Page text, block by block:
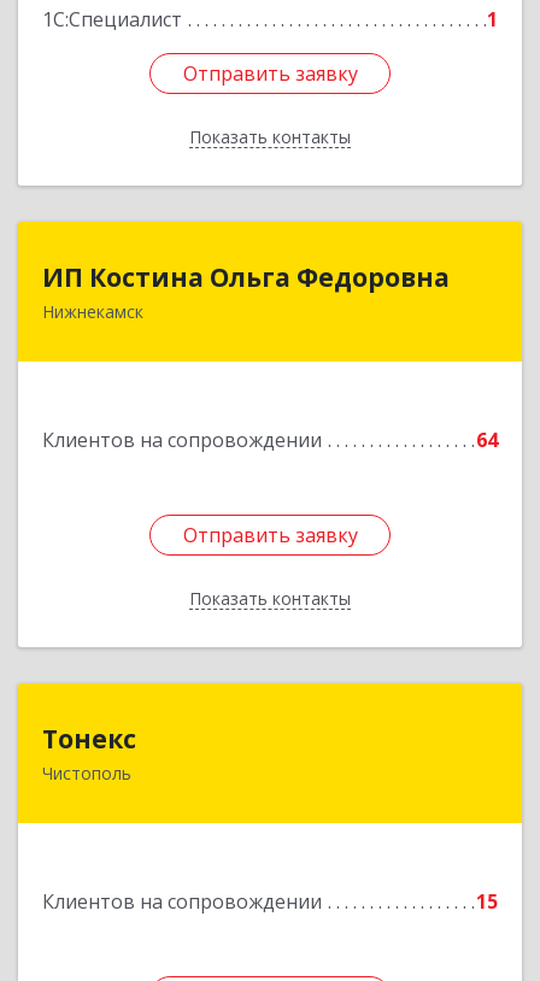
1С:Специалист 1
Отправить заявку
Показать контакты
Отправить заявку
Назад
ИП Костина Ольга Федоровна
Нижнекамск
Клиентов на сопровождении 64
Отправить заявку
Показать контакты
Отправить заявку
Назад
Тонекс
Чистополь
Клиентов на сопровождении 15
422980, Татарстан Респ, Чистопольский р-н,